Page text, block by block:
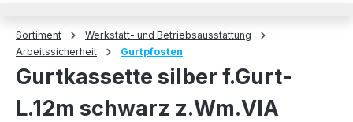
Sortiment
Werkstatt- und Betriebsausstattung
Arbeitssicherheit
Gurtpfosten
Gurtkassette silber f.Gurt-
L.12m schwarz z.Wm.VIA